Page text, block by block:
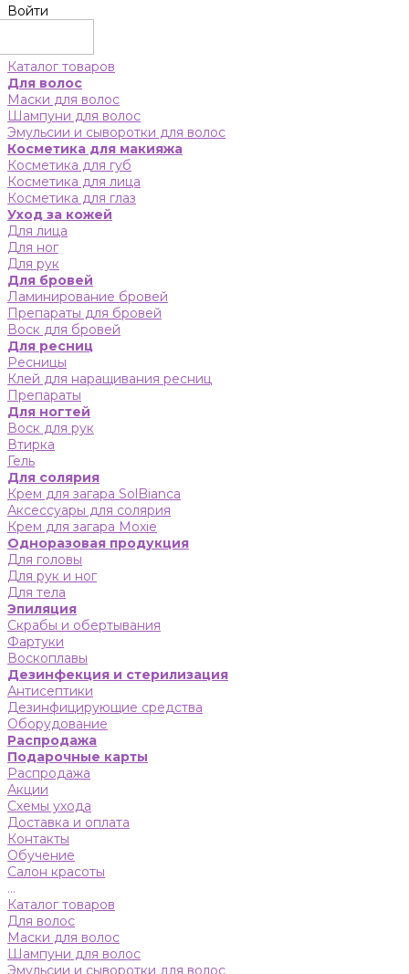
Войти
Каталог товаров
Для волос
Маски для волос
Шампуни для волос
Эмульсии и сыворотки для волос
Косметика для макияжа
Косметика для губ
Косметика для лица
Косметика для глаз
Уход за кожей
Для лица
Для ног
Для рук
Для бровей
Ламинирование бровей
Препараты для бровей
Воск для бровей
Для ресниц
Ресницы
Клей для наращивания ресниц
Препараты
Для ногтей
Воск для рук
Втирка
Гель
Для солярия
Крем для загара SolBianca
Аксессуары для солярия
Крем для загара Moxie
Одноразовая продукция
Для головы
Для рук и ног
Для тела
Эпиляция
Скрабы и обертывания
Фартуки
Воскоплавы
Дезинфекция и стерилизация
Антисептики
Дезинфицирующие средства
Оборудование
Распродажа
Подарочные карты
Распродажа
Акции
Схемы ухода
Доставка и оплата
Контакты
Обучение
Салон красоты
...
Каталог товаров
Для волос
Маски для волос
Шампуни для волос
Эмульсии и сыворотки для волос